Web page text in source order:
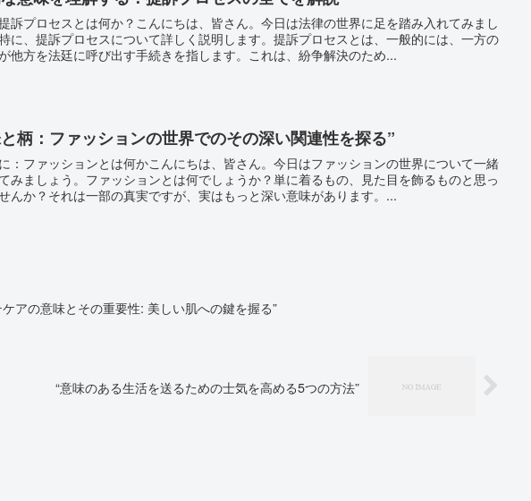
訴プロセスとは何か？こんにちは、皆さん。今日は法律の世界に足を踏み入れてみまし
に、提訴プロセスについて詳しく説明します。提訴プロセスとは、一般的には、一方の
他方を法廷に呼び出す手続きを指します。これは、紛争解決のため...
柄：ファッションの世界でのその深い関連性を探る”
：ファッションとは何かこんにちは、皆さん。今日はファッションの世界について一緒
みましょう。ファッションとは何でしょうか？単に着るもの、見た目を飾るものと思っ
んか？それは一部の真実ですが、実はもっと深い意味があります。...
ケアの意味とその重要性: 美しい肌への鍵を握る”
“意味のある生活を送るための士気を高める5つの方法”